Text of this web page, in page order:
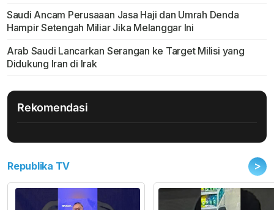
Saudi Ancam Perusaaan Jasa Haji dan Umrah Denda
Hampir Setengah Miliar Jika Melanggar Ini
Arab Saudi Lancarkan Serangan ke Target Milisi yang
Didukung Iran di Irak
Rekomendasi
Republika TV >